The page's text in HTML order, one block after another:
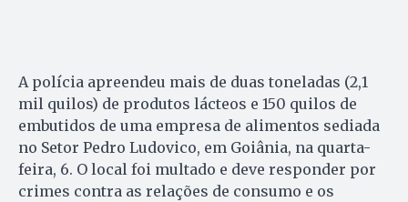
A polícia apreendeu mais de duas toneladas (2,1
mil quilos) de produtos lácteos e 150 quilos de
embutidos de uma empresa de alimentos sediada
no Setor Pedro Ludovico, em Goiânia, na quarta-
feira, 6. O local foi multado e deve responder por
crimes contra as relações de consumo e os